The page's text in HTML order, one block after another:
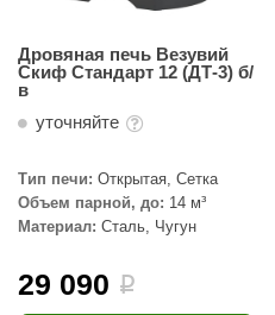
Дровяная печь Везувий
Скиф Стандарт 12 (ДТ-3) б/
в
уточняйте
Тип печи: Открытая, Сетка
Объем парной, до: 14 м³
Материал: Сталь, Чугун
29 090 i